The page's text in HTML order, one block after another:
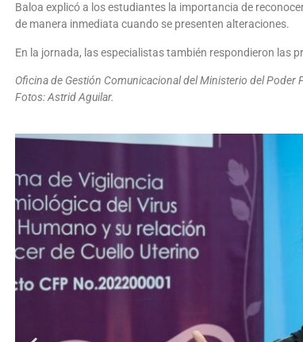
Baloa explicó a los estudiantes la importancia de
de manera inmediata cuando se presenten alteraciones.
En la jornada, las especialistas también respondieron las
Oficina de Gestión Comunicacional del Ministerio del
Fotos: Astrid Aguilar.